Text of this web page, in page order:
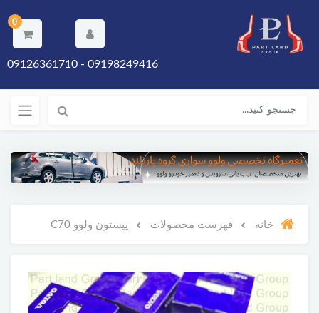
0
09198249416 - 09126361710
خانه فهرست محصولات پیستون ولوو C70